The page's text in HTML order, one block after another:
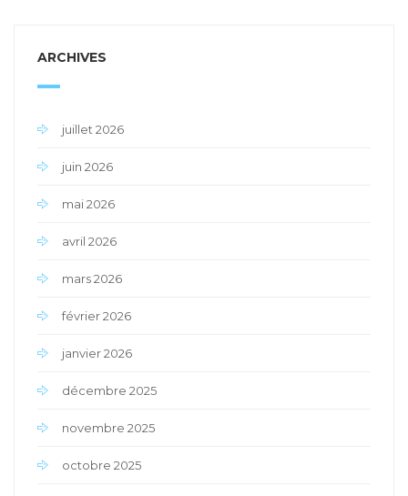
ARCHIVES
juillet 2026
juin 2026
mai 2026
avril 2026
mars 2026
février 2026
janvier 2026
décembre 2025
novembre 2025
octobre 2025